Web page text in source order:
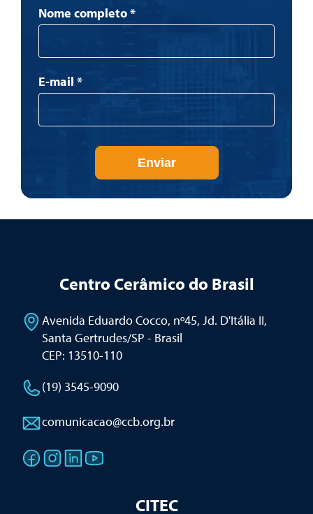
Newsletter
Nome completo*
E-mail *
Enviar
Centro Cerâmico do Brasil
Avenida Eduardo Cocco, nº45, Jd. D'Itália II,
Santa Gertrudes/SP - Brasil
CEP: 13510-110
(19) 3545-9090
comunicacao@ccb.org.br
CITEC